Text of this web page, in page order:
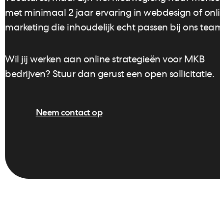
met minimaal 2 jaar ervaring in webdesign of
marketing die inhoudelijk echt passen bij ons
Wil jij werken aan online strategieën voor MKB
bedrijven? Stuur dan gerust een open sollicitatie.
Neem contact op